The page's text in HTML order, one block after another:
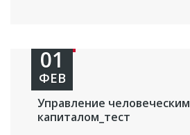
Управление человеческим
капиталом_тест
01
ФЕВ